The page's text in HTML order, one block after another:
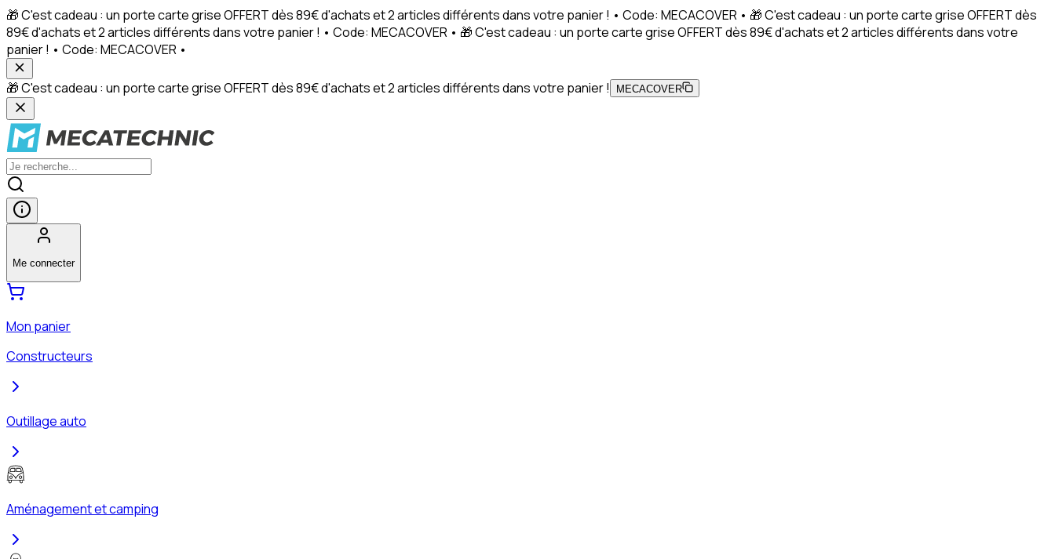
🎁 C'est cadeau : un porte carte grise OFFERT dès 89€ d'achats et 2 articles différents dans votre panier ! • Code: MECACOVER • 🎁 C'est cadeau : un porte carte grise OFFERT dès
89€ d'achats et 2 articles différents dans votre panier ! • Code: MECACOVER • 🎁 C'est cadeau : un porte carte grise OFFERT dès 89€ d'achats et 2 articles différents dans votre
panier ! • Code: MECACOVER •
🎁 C'est cadeau : un porte carte grise OFFERT dès 89€ d'achats et 2 articles différents dans votre panier ! MECACOVER
Me connecter
Mon panier
Constructeurs
Outillage auto
Aménagement et camping